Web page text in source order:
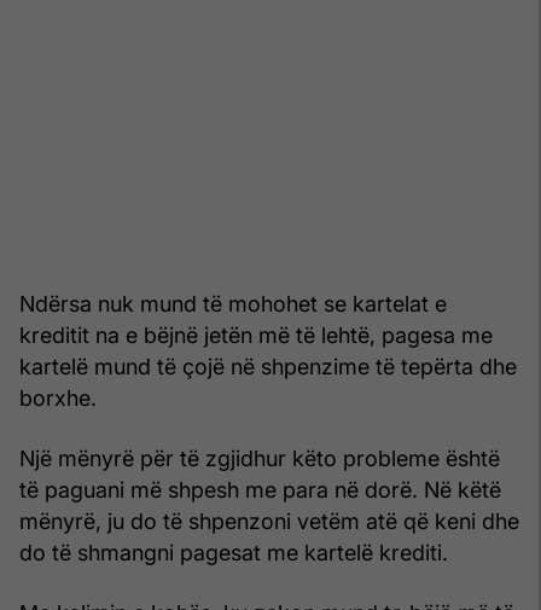
Ndërsa nuk mund të mohohet se kartelat e
kreditit na e bëjnë jetën më të lehtë, pagesa me
kartelë mund të çojë në shpenzime të tepërta dhe
borxhe.
Një mënyrë për të zgjidhur këto probleme është
të paguani më shpesh me para në dorë. Në këtë
mënyrë, ju do të shpenzoni vetëm atë që keni dhe
do të shmangni pagesat me kartelë krediti.